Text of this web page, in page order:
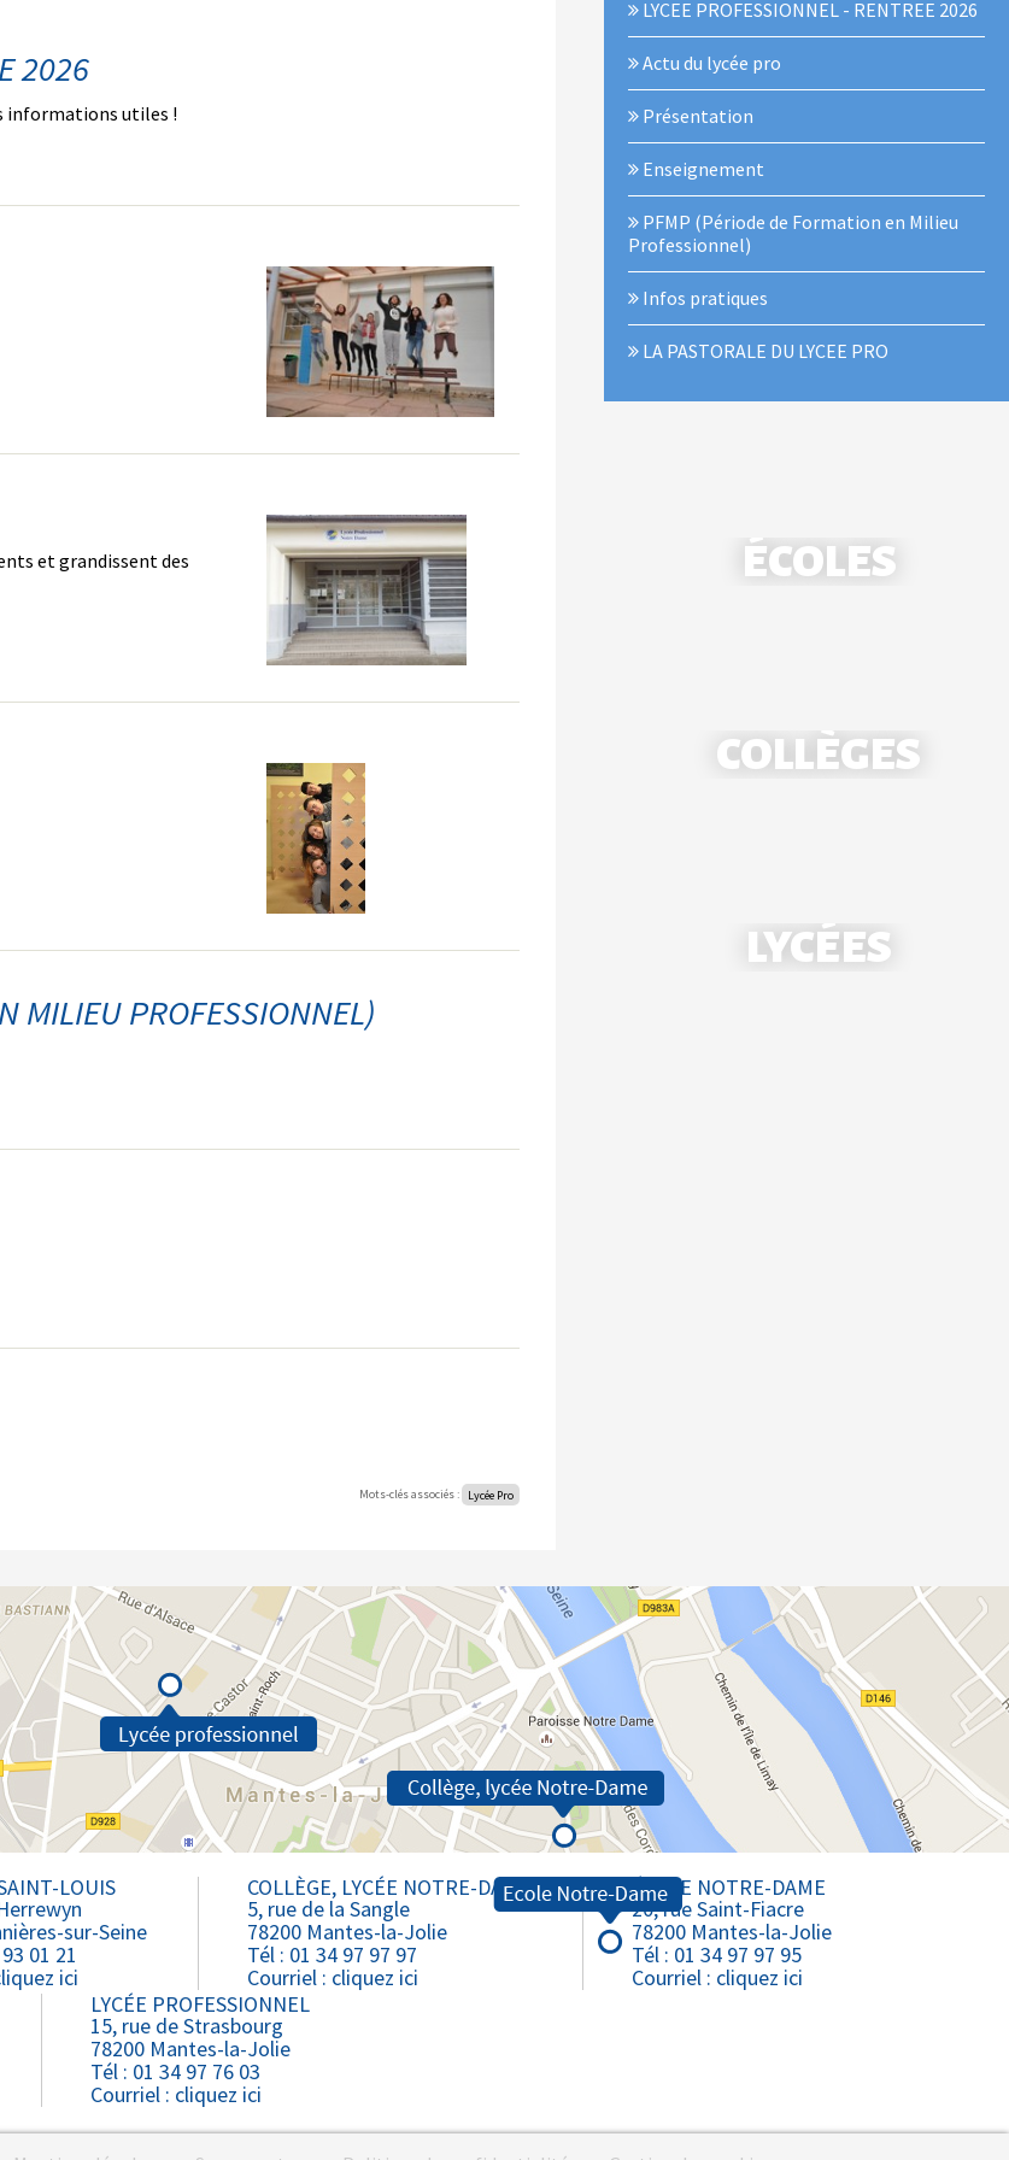
LYCEE PROFESSIONNEL - RENTREE 2026
Actu du lycée pro
Présentation
Enseignement
PFMP (Période de Formation en Milieu
Professionnel)
Infos pratiques
LA PASTORALE DU LYCEE PRO
ÉCOLES
École Saint-Louis - Bonnières
COLLÈGES
LYCÉES
2026
informations utiles !
et grandissent des
MILIEU PROFESSIONNEL)
Mots-clés associés : Lycée Pro
LOUIS
sur-Seine
01 21
ici
COLLÈGE, LYCÉE NOTRE-DAME
5, rue de la Sangle
78200 Mantes-la-Jolie
Tél : 01 34 97 97 97
Courriel : cliquez ici
ÉCOLE NOTRE-DAME
20, rue Saint-Fiacre
78200 Mantes-la-Jolie
Tél : 01 34 97 97 95
Courriel : cliquez ici
LYCÉE PROFESSIONNEL
15, rue de Strasbourg
78200 Mantes-la-Jolie
Tél : 01 34 97 76 03
Courriel : cliquez ici